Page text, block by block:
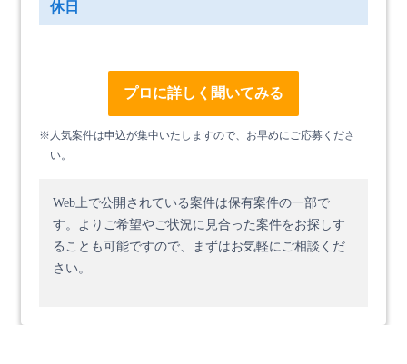
休日
プロに詳しく聞いてみる
※人気案件は申込が集中いたしますので、お早めにご応募くださ
い。
Web上で公開されている案件は保有案件の一部で
す。 よりご希望やご状況に見合った案件をお探しす
ることも可能ですので、まずはお気軽にご相談くだ
さい。